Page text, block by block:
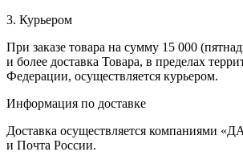
3. Курьером
При заказе товара на сумму 15 000
и более доставка Товара, в пределах
Федерации, осуществляется курьером.
Информация по доставке
Доставка осуществляется компаниями
и Почта России.